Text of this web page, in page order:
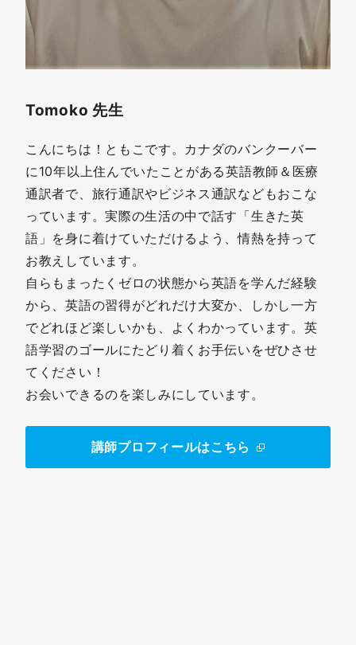
Tomoko 先生
こんにちは！ともこです。カナダのバンクーバー
に10年以上住んでいたことがある英語教師＆医療
通訳者で、旅行通訳やビジネス通訳などもおこな
っています。実際の生活の中で話す「生きた英
語」を身に着けていただけるよう、情熱を持って
お教えしています。
自らもまったくゼロの状態から英語を学んだ経験
から、英語の習得がどれだけ大変か、しかし一方
でどれほど楽しいかも、よくわかっています。英
語学習のゴールにたどり着くお手伝いをぜひさせ
てください！
お会いできるのを楽しみにしています。
講師プロフィールはこちら